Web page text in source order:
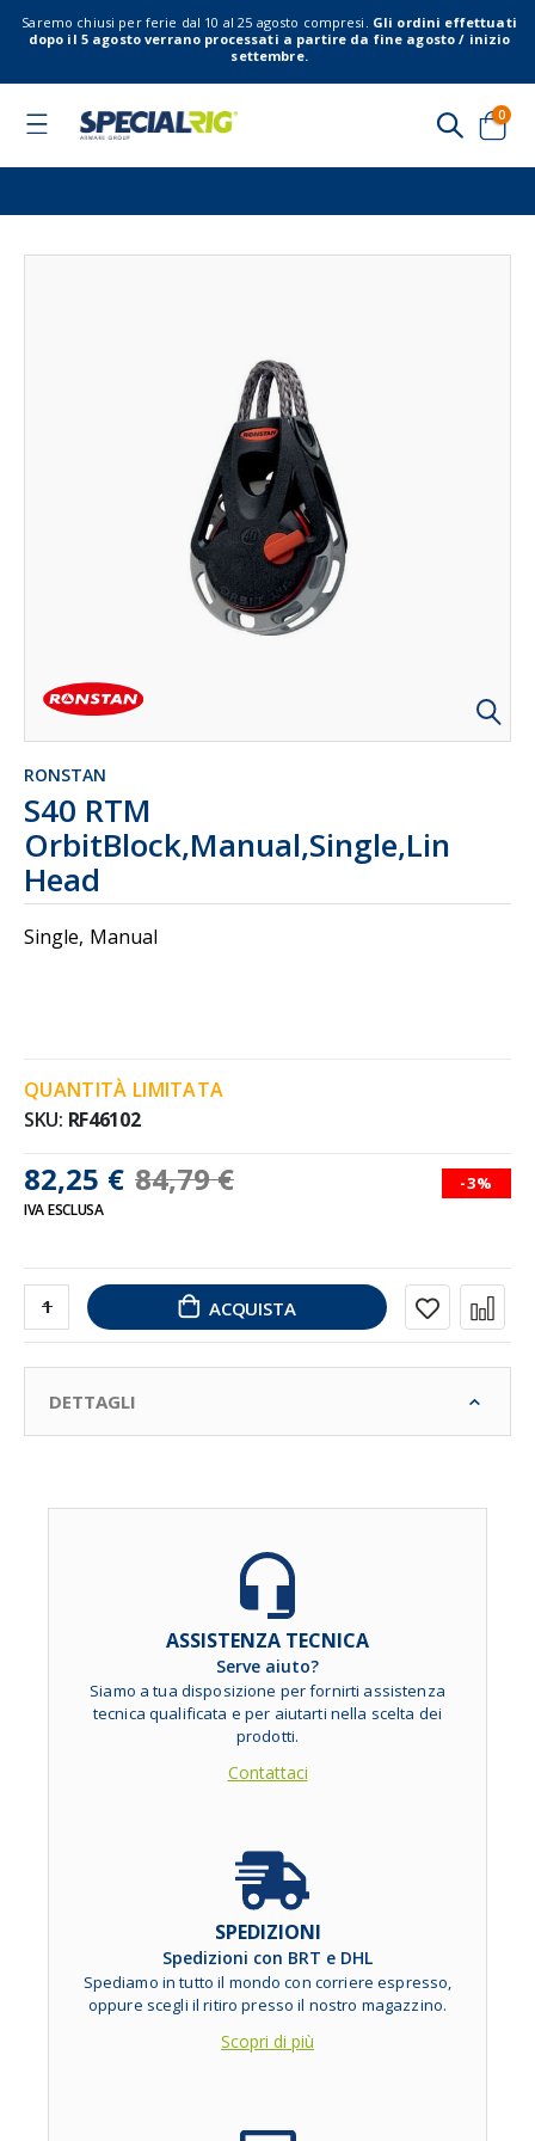
Saremo chiusi per ferie dal 10 al 25 agosto compresi. Gli ordini effettuati
dopo il 5 agosto verrano processati a partire da fine agosto / inizio
settembre.
Toggle
Cart
0
RONSTAN
S40 RTM
OrbitBlock,Manual,Single,Link
Head
Single, Manual
82,25 € 84,79 € -3%
IVA ESCLUSA
QUANTITÀ LIMITATA
SKU RF46102
ACQUISTA
DETTAGLI
ASSISTENZA TECNICA
Serve aiuto?
Siamo a tua disposizione per fornirti assistenza
tecnica qualificata e per aiutarti nella scelta dei
prodotti.
Contattaci
SPEDIZIONI
Spedizioni con BRT e DHL
Spediamo in tutto il mondo con corriere espresso,
oppure scegli il ritiro presso il nostro magazzino.
Scopri di più